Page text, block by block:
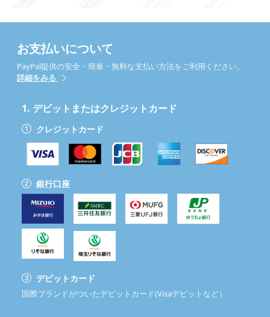
お支払いについて
PayPal提供の安全・簡単・無料な支払い方法をご利用ください。
詳細をみる
1. デビットまたはクレジットカード
クレジットカード
銀行口座
デビットカード
国際ブランドがついたデビットカード(Visaデビットなど）